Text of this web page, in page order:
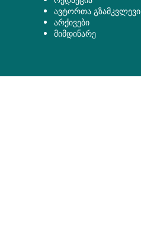
ავტორთა გზამკვლევი
არქივები
მიმდინარე